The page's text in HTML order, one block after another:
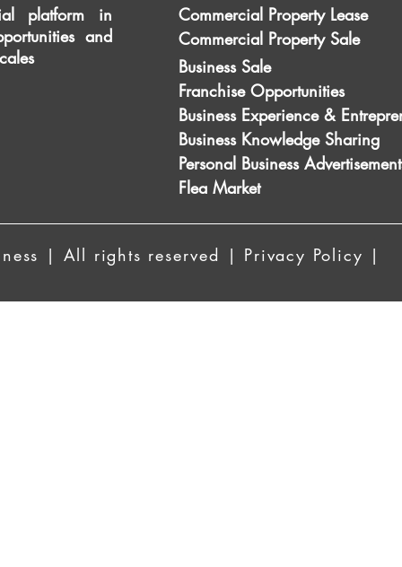
platform in
and
Commercial Property Lease
Commercial Property Sale
Business Sale
Franchise Opportunities
Business Experience &
Business Knowledge Sharing
Personal Business
Flea Market
| All rights reserved | Privacy Policy |